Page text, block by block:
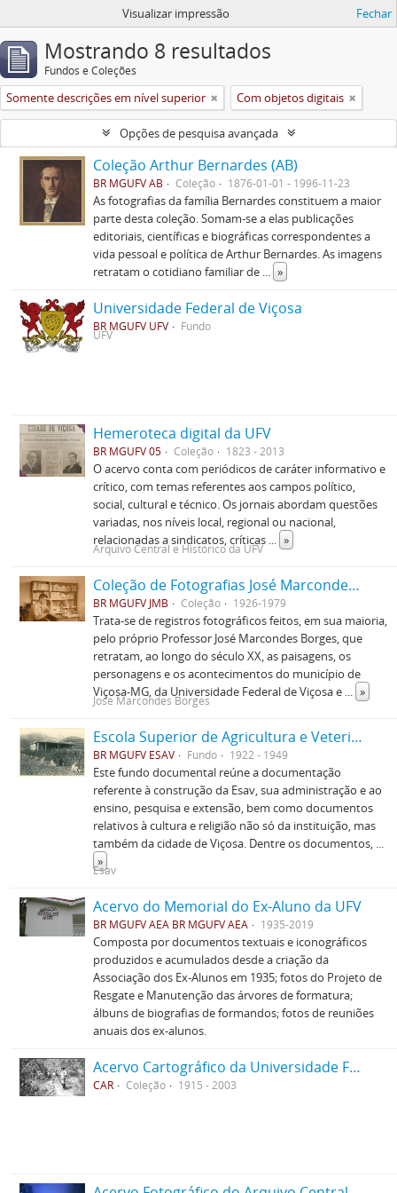
Visualizar impressão Fechar
Mostrando 8 resultados
Fundos e Coleções
Somente descrições em nível superior Com objetos digitais
Opções de pesquisa avançada
Coleção Arthur Bernardes (AB)
BR MGUFV AB Coleção 1876-01-01 - 1996-11-23
As fotografias da família Bernardes constituem a maior
parte desta coleção. Somam-se a elas publicações
editoriais, científicas e biográficas correspondentes a
vida pessoal e política de Arthur Bernardes. As imagens
retratam o cotidiano familiar de ... »
Universidade Federal de Viçosa
BR MGUFV UFV Fundo
UFV
Hemeroteca digital da UFV
BR MGUFV 05 Coleção 1823 - 2013
O acervo conta com periódicos de caráter informativo e
crítico, com temas referentes aos campos político,
social, cultural e técnico. Os jornais abordam questões
variadas, nos níveis local, regional ou nacional,
relacionadas a sindicatos, críticas ... »
Arquivo Central e Histórico da UFV
Coleção de Fotografias José Marcondes Borges
BR MGUFV JMB Coleção 1926-1979
Trata-se de registros fotográficos feitos, em sua maioria,
pelo próprio Professor José Marcondes Borges, que
retratam, ao longo do século XX, as paisagens, os
personagens e os acontecimentos do município de
Viçosa-MG, da Universidade Federal de Viçosa e ... »
José Marcondes Borges
Escola Superior de Agricultura e Veterinária (ESAV)
BR MGUFV ESAV Fundo 1922 - 1949
Este fundo documental reúne a documentação
referente à construção da Esav, sua administração e ao
ensino, pesquisa e extensão, bem como documentos
relativos à cultura e religião não só da instituição, mas
também da cidade de Viçosa. Dentre os documentos, ...
»
Esav
Acervo do Memorial do Ex-Aluno da UFV
BR MGUFV AEA BR MGUFV AEA 1935-2019
Composta por documentos textuais e iconográficos
produzidos e acumulados desde a criação da
Associação dos Ex-Alunos em 1935; fotos do Projeto de
Resgate e Manutenção das árvores de formatura;
álbuns de biografias de formandos; fotos de reuniões
anuais dos ex-alunos.
Acervo Cartográfico da Universidade Federal de Viçosa
CAR Coleção 1915 - 2003